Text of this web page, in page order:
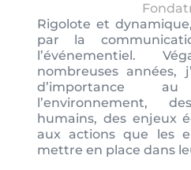
Rigolote et
par la
l’événementiel.
nombreuses années,
d’importance
l’environnement,
humains, des enjeux
aux actions que les
mettre en place dans